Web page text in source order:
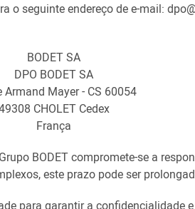
o seguinte endereço de e-mail:
BODET SA
DPO BODET SA
Armand Mayer - CS 60054
CHOLET Cedex
França
BODET compromete-se a
este prazo pode ser
para garantir a confidencialidade